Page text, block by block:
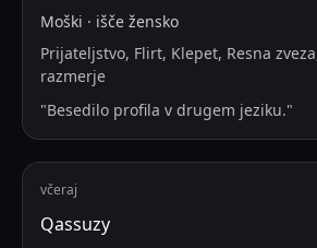
Moški · išče žensko
Prijateljstvo, Flirt, Klepet, Resna
razmerje
"Besedilo profila v drugem jeziku."
včeraj
Qassuzy